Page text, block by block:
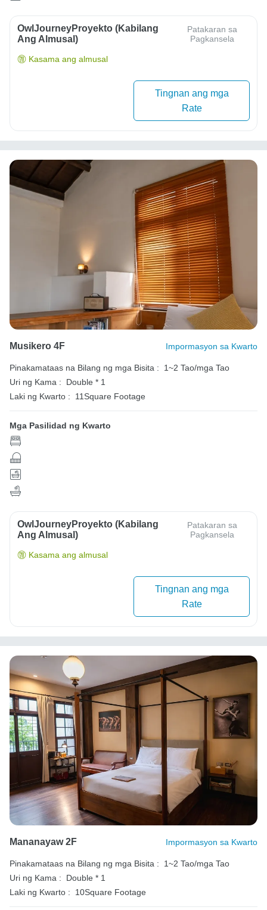
OwlJourneyProyekto (Kabilang
Ang Almusal)
Patakaran sa
Pagkansela
Kasama ang almusal
Tingnan ang mga
Rate
Musikero 4F Impormasyon sa Kwarto
Pinakamataas na Bilang ng mga Bisita :
1~2 Tao/mga Tao
Uri ng Kama :
Double * 1
Laki ng Kwarto :
11Square Footage
Mga Pasilidad ng Kwarto
OwlJourneyProyekto (Kabilang
Ang Almusal)
Patakaran sa
Pagkansela
Kasama ang almusal
Tingnan ang mga
Rate
Mananayaw 2F Impormasyon sa Kwarto
Pinakamataas na Bilang ng mga Bisita :
1~2 Tao/mga Tao
Uri ng Kama :
Double * 1
Laki ng Kwarto :
10Square Footage